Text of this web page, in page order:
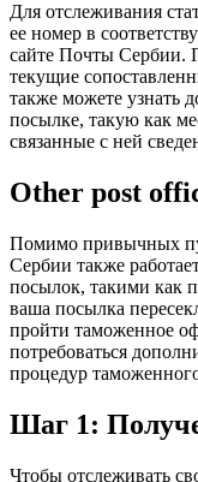
Для отслеживания
ее номер в
сайте Почты Сербии.
текущие
также можете узнать
посылке, такую как
связанные с ней
Other post
Помимо привычных
Сербии также
посылок, такими как
ваша посылка
пройти таможенное
потребоваться
процедур
Шаг 1:
Чтобы отслеживать